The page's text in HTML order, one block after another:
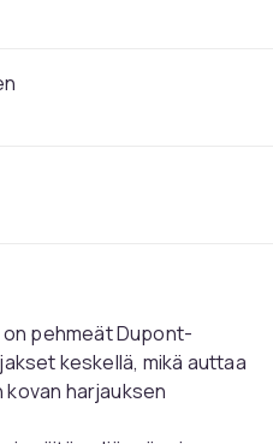
pehmeät Dupont-
keskellä, mikä auttaa
kovan harjauksen